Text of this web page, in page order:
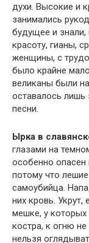
духи. Высокие и
занимались
будущее и
красоту, гианы,
женщины, с
было крайне
великаны были
оставалось лишь
песни.
Ырка в
глазами на
особенно опасен
потому что
самоубийца.
них кровь.
мешке, у
костра, к огню
нельзя